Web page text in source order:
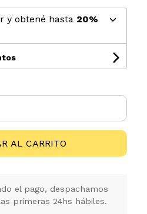
y obtené hasta 20%
AL CARRITO
el pago, despachamos
primeras 24hs hábiles.